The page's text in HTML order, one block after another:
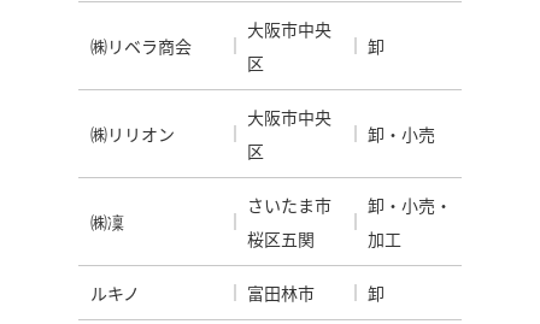
㈱リベラ商会
大阪市中央
区
卸
㈱リリオン
大阪市中央
区
卸・小売
㈱凜
さいたま市
桜区五関
卸・小売・
加工
ルキノ 富田林市 卸